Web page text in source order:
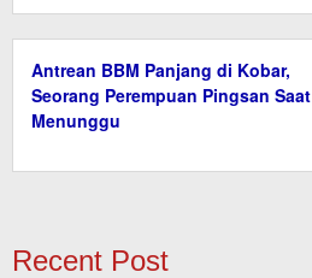
Antrean BBM Panjang di Kobar,
Seorang Perempuan Pingsan Saat
Menunggu
Recent Post